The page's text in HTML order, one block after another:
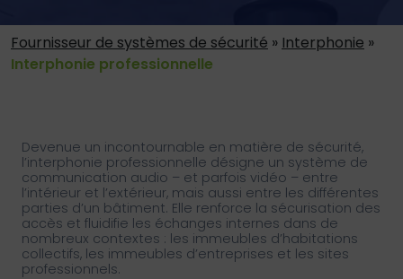
Fournisseur de systèmes de sécurité » Interphonie »
Interphonie professionnelle
Devenue un incontournable en matière de sécurité,
l’interphonie professionnelle désigne un système de
communication audio – et parfois vidéo – entre
l’intérieur et l’extérieur, mais aussi entre les différentes
parties d’un bâtiment. Elle renforce la sécurisation des
accès et fluidifie les échanges internes dans de
nombreux contextes : les immeubles d’habitations
collectifs, les immeubles d’entreprises et les sites
professionnels.